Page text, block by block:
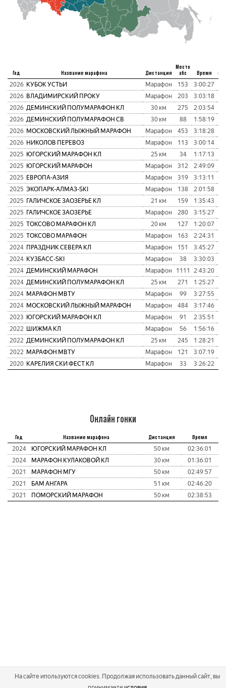
Год Название марафона Дистанция
Место
абс
Время
2026 КУБОК УСТЬИ Марафон 153 3:00:27
2026 ВЛАДИМИРСКИЙ ПРОКУ Марафон 203 3:03:18
2026 ДЕМИНСКИЙ ПОЛУМАРАФОН КЛ 30 км 275 2:03:54
2026 ДЕМИНСКИЙ ПОЛУМАРАФОН СВ 30 км 88 1:58:19
2026 МОСКОВСКИЙ ЛЫЖНЫЙ МАРАФОН Марафон 453 3:18:28
2026 НИКОЛОВ ПЕРЕВОЗ Марафон 113 3:00:14
2025 ЮГОРСКИЙ МАРАФОН КЛ 25 км 34 1:17:13
2025 ЮГОРСКИЙ МАРАФОН Марафон 312 2:49:09
2025 ЕВРОПА-АЗИЯ Марафон 319 3:13:11
2025 ЭКОПАРК-АЛМАЗ-SKI Марафон 138 2:01:58
2025 ГАЛИЧСКОЕ ЗАОЗЕРЬЕ КЛ 21 км 159 1:35:43
2025 ГАЛИЧСКОЕ ЗАОЗЕРЬЕ Марафон 280 3:15:27
2025 ТОКСОВО МАРАФОН КЛ 20 км 127 1:20:07
2025 ТОКСОВО МАРАФОН Марафон 163 2:24:31
2024 ПРАЗДНИК СЕВЕРА КЛ Марафон 151 3:45:27
2024 КУЗБАСC-SKI Марафон 38 3:30:03
2024 ДЕМИНСКИЙ МАРАФОН Марафон 1111 2:43:20
2024 ДЕМИНСКИЙ ПОЛУМАРАФОН КЛ 25 км 271 1:25:27
2024 МАРАФОН МВТУ Марафон 99 3:27:55
2024 МОСКОВСКИЙ ЛЫЖНЫЙ МАРАФОН Марафон 484 3:17:46
2023 ЮГОРСКИЙ МАРАФОН КЛ Марафон 91 2:35:51
2022 ШИЖМА КЛ Марафон 56 1:56:16
2022 ДЕМИНСКИЙ ПОЛУМАРАФОН КЛ 25 км 245
1:28:21
2022 МАРАФОН МВТУ Марафон 121 3:07:19
2020 КАРЕЛИЯ СКИ ФЕСТ КЛ Марафон 33 3:26:22
Онлайн гонки
Год Название марафона Дистанция Время
2024 ЮГОРСКИЙ МАРАФОН КЛ 50 км
02:36:01
2024
МАРАФОН КУЛАКОВОЙ КЛ 30 км
01:36:01
2021
МАРАФОН МГУ 50 км
02:49:57
2021
БАМ АНГАРА 51 км
02:46:20
2021
ПОМОРСКИЙ МАРАФОН 50 км 02:38:53
На сайте ипользуются cookies. Продолжая использовать данный сайт, вы